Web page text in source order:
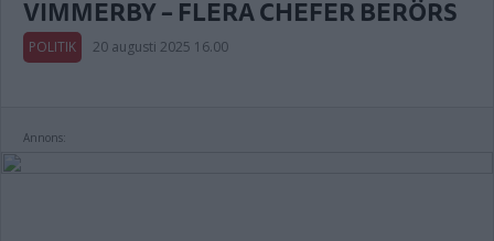
VIMMERBY – FLERA CHEFER BERÖRS
POLITIK 20 augusti 2025 16.00
Annons: